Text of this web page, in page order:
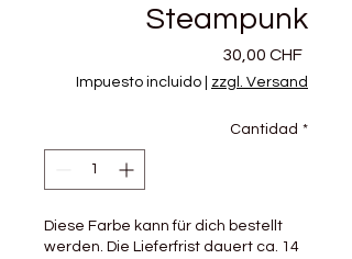
Steampunk
30,00 CHFPrecio
Impuesto incluido zzgl. Versand
Cantidad *
Diese Farbe kann für dich bestellt
werden. Die Lieferfrist dauert ca. 14